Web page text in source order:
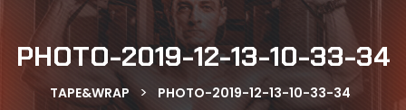
PHOTO-2019-12-13-10-33-34
TAPE&WRAP > PHOTO-2019-12-13-10-33-34